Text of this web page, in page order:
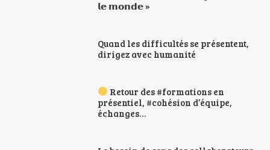
𝗹𝗲 𝗺𝗼𝗻𝗱𝗲 »
Quand les difficultés se présentent,
dirigez avec humanité
Retour des #formations en
présentiel, #cohésion d’équipe,
échanges…